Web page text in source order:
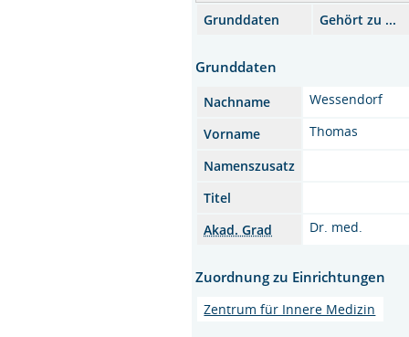
Grunddaten
Gehört zu ...
Grunddaten
Nachname
Wessendorf
Vorname
Thomas
Namenszusatz
Titel
Akad. Grad
Dr. med.
Zuordnung zu Einrichtungen
Zentrum für Innere Medizin